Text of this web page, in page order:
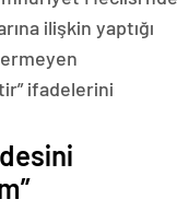
ilişkin yaptığı
ifadelerini